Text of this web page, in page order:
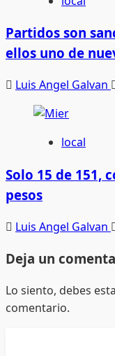
Partidos son
ellos uno de
Luis Angel Galvan
local
Solo 15 de 151,
pesos
Luis Angel Galvan
Deja un
Lo siento, debes
comentario.